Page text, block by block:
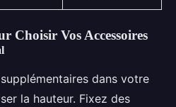
Choisir Vos Accessoires
dans votre
la hauteur. Fixez des